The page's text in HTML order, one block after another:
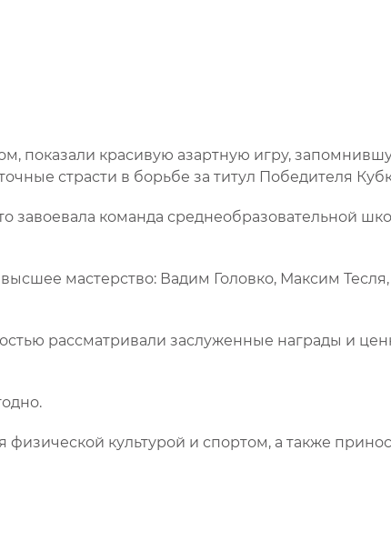
показали красивую азартную игру,
страсти в борьбе за титул Победителя
команда среднеобразовательной
мастерство: Вадим Головко, Максим
рассматривали заслуженные награды и
физической культурой и спортом, а также